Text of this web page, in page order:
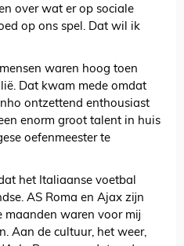
over wat er op sociale
op ons spel. Dat wil ik
waren hoog toen
Dat kwam mede omdat
ontzettend enthousiast
enorm groot talent in huis
oefenmeester te
het Italiaanse voetbal
AS Roma en Ajax zijn
maanden waren voor mij
Aan de cultuur, het weer,